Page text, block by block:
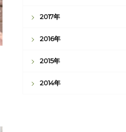
2017年
2016年
2015年
2014年